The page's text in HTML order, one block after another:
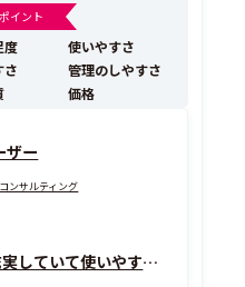
用品質向上』を実現する次世
イント
度
使いやすさ
さ
管理のしやすさ
価格
ザー
ンサルティング
機能もサポートも充実していて使いやすいです！